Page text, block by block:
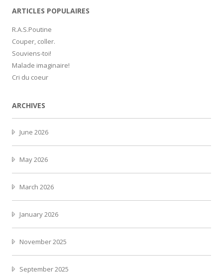
ARTICLES POPULAIRES
R.A.S.Poutine
Couper, coller.
Souviens-toi!
Malade imaginaire!
Cri du coeur
ARCHIVES
June 2026
May 2026
March 2026
January 2026
November 2025
September 2025